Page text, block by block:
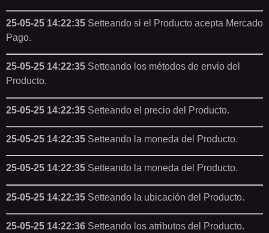
25-05-25 14:22:35 Setteando si el Producto acepta Mercado
Pago.
25-05-25 14:22:35 Setteando los métodos de envio del
Producto.
25-05-25 14:22:35 Setteando el precio del Producto.
25-05-25 14:22:35 Setteando la moneda del Producto.
25-05-25 14:22:35 Setteando la moneda del Producto.
25-05-25 14:22:35 Setteando la ubicación del Producto.
25-05-25 14:22:36 Setteando los atributos del Producto.